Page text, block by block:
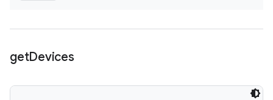
getDevices